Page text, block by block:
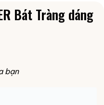
Bát Tràng dáng
bạn